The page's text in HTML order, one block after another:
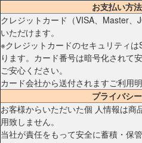
お支払い方
クレジットカード（VISA、Master
いただけます。
※クレジットカードのセキュリティ
ります。カード番号は暗号化されて
ご安心ください。
カード会社から送付されますご利用
プライバシ
お客様からいただいた個 人情報は商
用致しません。
当社が責任をもって安全に蓄積・保